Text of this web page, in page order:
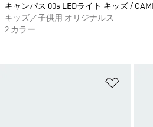
キャンパス 00s LEDライト キッズ /
キッズ／子供用 オリジナルス
2 カラー